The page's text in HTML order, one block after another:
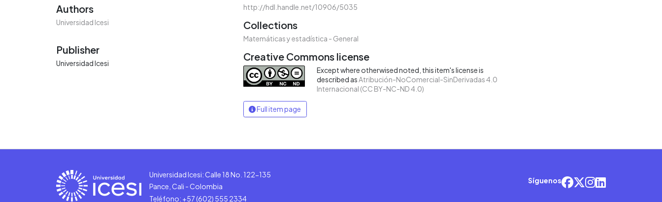
Authors
Universidad Icesi
Publisher
Universidad Icesi
http://hdl.handle.net/10906/5035
Collections
Matemáticas y estadística - General
Creative Commons license
Except where otherwised noted, this item's license is
described as Atribución-NoComercial-SinDerivadas 4.0
Internacional (CC BY-NC-ND 4.0)
Full item page
Universidad Icesi: Calle 18 No. 122-135
Pance, Cali - Colombia
Teléfono: +57 (602) 555 2334
Síguenos